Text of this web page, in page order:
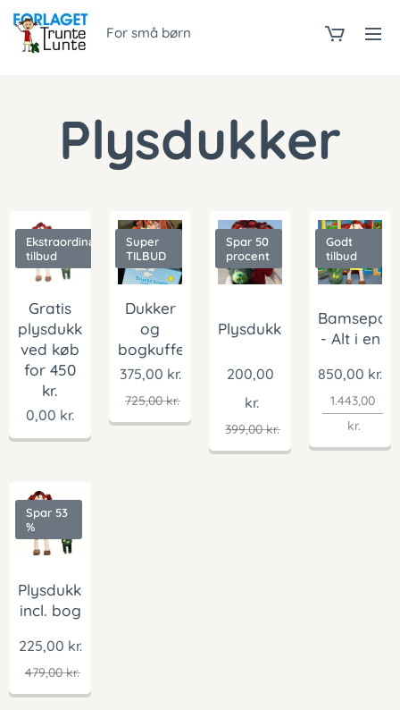
For små børn
Plysdukker
Gratis
plysdukkesæt
ved køb
for 450
kr.
Ekstraordinært
tilbud
0,00 kr.
Dukker
og
bogkuffert
Super
TILBUD
375,00 kr.
725,00kr.
Plysdukker
Spar 50
procent
200,00
kr.
399,00kr.
- Alt i en
Godt
tilbud
850,00 kr.
1.443,00
kr.
Plysdukker
incl. bog
Spar 53
%
225,00 kr.
479,00kr.